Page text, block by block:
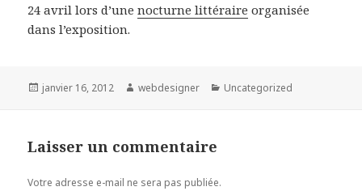
24 avril lors d’unenocturne littéraire organisée
dans l’exposition.
Publié
janvier 16, 2012 Auteur
webdesigner Catégories
Uncategorized
Laisser un commentaire
Votre adresse e-mail ne sera pas publiée.